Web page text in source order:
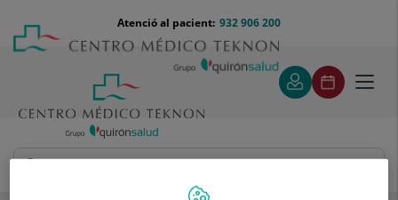
contingut
Menú
teléfono
cabecera
932 906 200
Atenció al pacient:
Institut Vicente Paloma - Gournay